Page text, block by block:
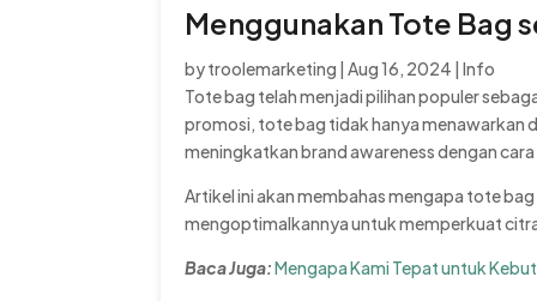
Menggunakan Tote Bag
bytroolemarketing |Aug 16, 2024 |Info
Tote bag telah menjadi pilihan populer
promosi, tote bag tidak hanya menawarkan
meningkatkan brand awareness dengan
Artikel ini akan membahas mengapa tote
mengoptimalkannya untuk memperkuat
Baca Juga:Mengapa Kami Tepat untuk